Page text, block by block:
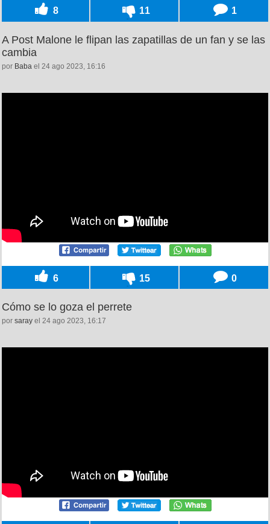
8 11 1
A Post Malone le flipan las zapatillas de un fan y se las
cambia
por Baba el 24 ago 2023, 16:16
6 15 0
Cómo se lo goza el perrete
por saray el 24 ago 2023, 16:17